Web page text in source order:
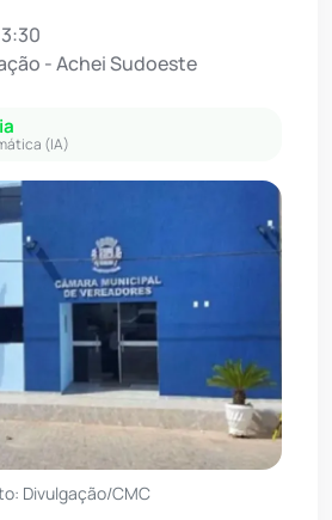
- Achei Sudoeste
(IA)
Divulgação/CMC